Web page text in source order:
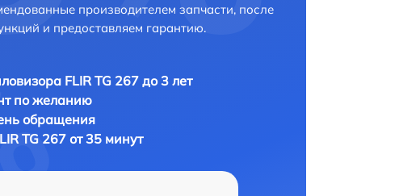
производителем запчасти, после
и предоставляем гарантию.
FLIR TG 267 до 3 лет
по желанию
обращения
TG 267 от 35 минут